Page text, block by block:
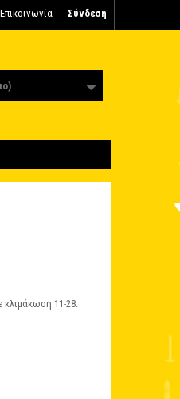
Σύνδεση
Επικοινωνία
κλιμάκωση 11-28.